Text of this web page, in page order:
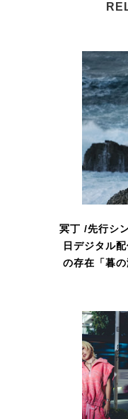
冥丁 /先行シ
日デジタル
の存在「暮